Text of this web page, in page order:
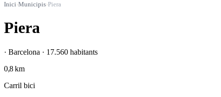
Inici›Municipis›Piera
Piera
· Barcelona · 17.560 habitants
0,8 km
Carril bici